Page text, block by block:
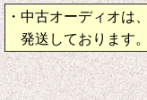
・中古オーディオは
発送しております。